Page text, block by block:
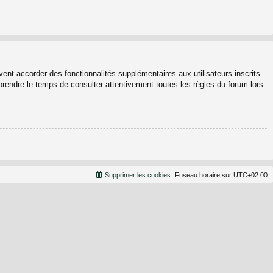
accorder des fonctionnalités supplémentaires aux utilisateurs inscrits.
le temps de consulter attentivement toutes les règles du forum lors
Fuseau horaire sur UTC+02:00
Supprimer les cookies